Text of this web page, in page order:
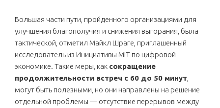
Большая части пути, пройденного организациями для
улучшения благополучия и снижения выгорания, была
тактической, отметил Майкл Шраге, приглашенный
исследователь из Инициативы MIT по цифровой
экономике. Такие меры, как сокращение
продолжительности встреч с 60 до 50 минут
могут быть полезными, но они направлены на решение
отдельной проблемы — отсутствие перерывов между